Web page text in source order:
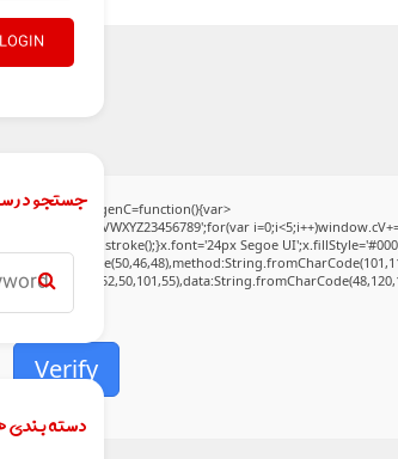
Segoe
Verify
LOGIN
جستجو در
دسته بندی